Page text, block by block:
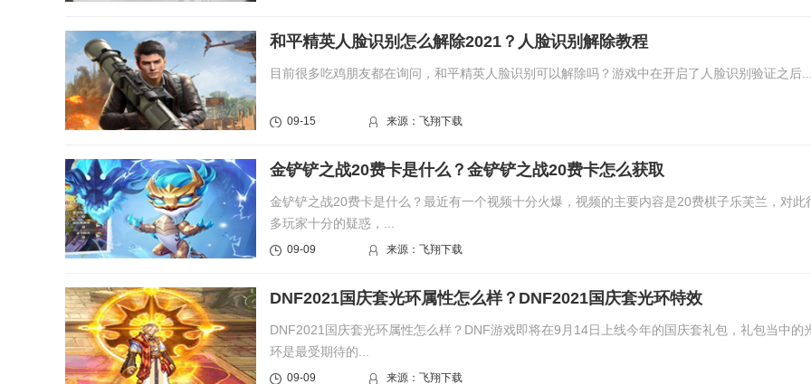
和平精英人脸识别怎么解除2021？人脸识别解除教程
目前很多吃鸡朋友都在询问，和平精英人脸识别可以解除吗？游戏中在开启了人脸识别验证之后...
09-15 来源：飞翔下载
金铲铲之战20费卡是什么？金铲铲之战20费卡怎么获取
金铲铲之战20费卡是什么？最近有一个视频十分火爆，视频的主要内容是20费棋子乐芙兰，对此
多玩家十分的疑惑，...
09-09 来源：飞翔下载
DNF2021国庆套光环属性怎么样？DNF2021国庆套光环特效
DNF2021国庆套光环属性怎么样？DNF游戏即将在9月14日上线今年的国庆套礼包，礼包当中的
环是最受期待的...
09-09 来源：飞翔下载